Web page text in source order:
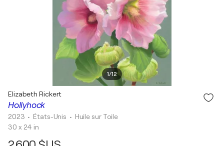
1/12
Hollyhock
Elizabeth Rickert
2023 • États-Unis • Huile sur Toile
30 x 24 in